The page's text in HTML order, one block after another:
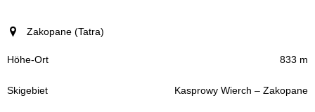
Höhe-Skigebiet
– bis
Zakopane (Tatra)
833 m
Kasprowy Wierch – Zakopane